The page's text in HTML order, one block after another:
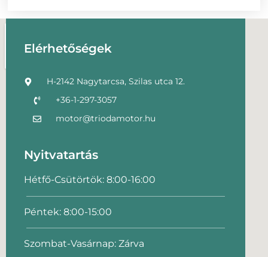
Elérhetőségek
H-2142 Nagytarcsa, Szilas utca 12.
+36-1-297-3057
motor@triodamotor.hu
Nyitvatartás
Hétfő-Csütörtök: 8:00-16:00
Péntek: 8:00-15:00
Szombat-Vasárnap: Zárva